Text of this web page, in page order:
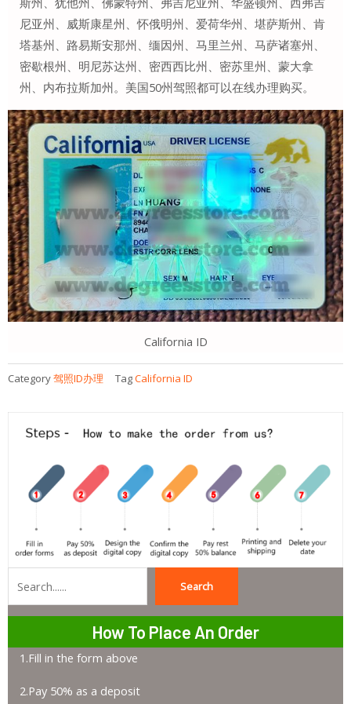
尼亚州、威斯康星州、怀俄明州、爱荷华州、堪萨斯州、肯
塔基州、路易斯安那州、缅因州、马里兰州、马萨诸塞州、
密歇根州、明尼苏达州、密西西比州、密苏里州、蒙大拿
州、内布拉斯加州。美国50州驾照都可以在线办理购买。
California ID
Category驾照ID办理 TagCalifornia ID
Search
How To Place An Order
1.Fill in the form above
2.Pay 50% as a deposit